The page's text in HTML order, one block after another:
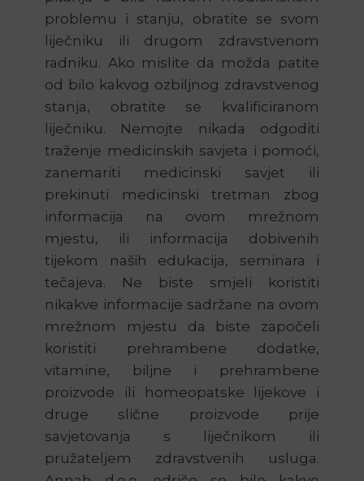
problemu i stanju, obratite se svom
liječniku ili drugom zdravstvenom
radniku. Ako mislite da možda patite
od bilo kakvog ozbiljnog zdravstvenog
stanja, obratite se kvalificiranom
liječniku. Nemojte nikada odgoditi
traženje medicinskih savjeta i pomoći,
zanemariti medicinski savjet ili
prekinuti medicinski tretman zbog
informacija na ovom mrežnom
mjestu, ili informacija dobivenih
tijekom naših edukacija, seminara i
tečajeva. Ne biste smjeli koristiti
nikakve informacije sadržane na ovom
mrežnom mjestu da biste započeli
koristiti prehrambene dodatke,
vitamine, biljne i prehrambene
proizvode ili homeopatske lijekove i
druge slične proizvode prije
savjetovanja s liječnikom ili
pružateljem zdravstvenih usluga.